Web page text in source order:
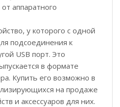
аппаратного
у которого с одной
подсоединения к
USB порт. Это
в формате
Купить его возможно в
на продаже
и аксессуаров для них.